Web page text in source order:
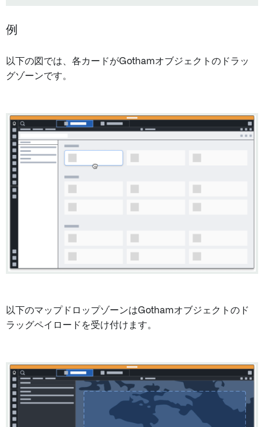
例
以下の図では、各カードがGothamオブジェクトのドラッ
グゾーンです。
以下のマップドロップゾーンはGothamオブジェクトのド
ラッグペイロードを受け付けます。